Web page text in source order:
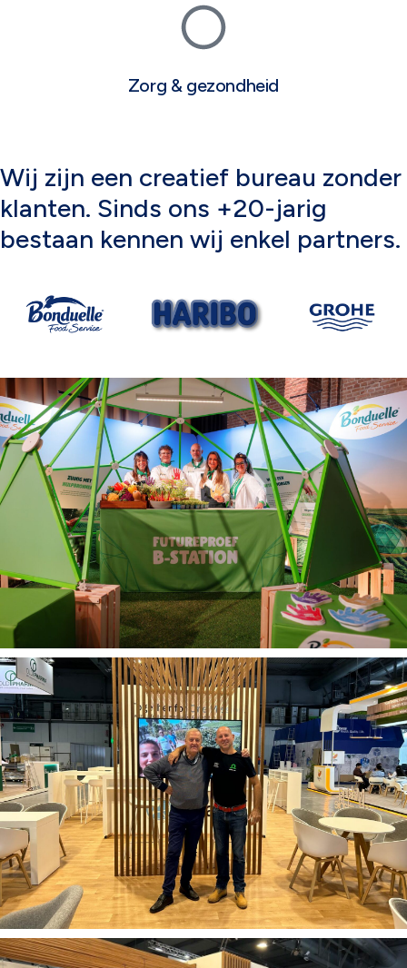
Zorg & gezondheid
Wij zijn een creatief bureau zonder
klanten. Sinds ons +20-jarig
bestaan kennen wij enkel partners.